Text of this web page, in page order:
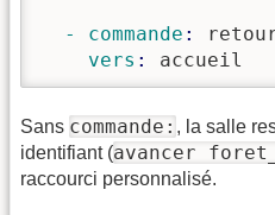
  - commande
:
    vers
: accueil
Sans commande: , la salle
identifiant (avancer
raccourci personnalisé.